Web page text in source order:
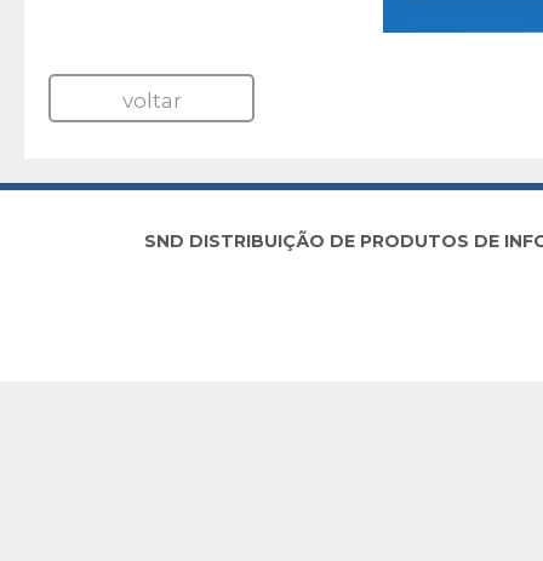
voltar
SND DISTRIBUIÇÃO DE PRODUTOS DE